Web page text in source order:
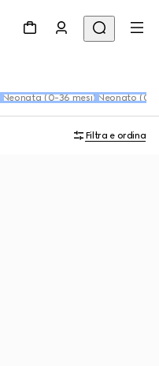
Neonata (0-36 mesi) Neonato (0-
Filtra e ordina